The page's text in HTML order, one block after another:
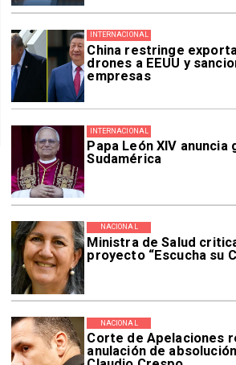
China restringe
drones a EEUU y
empresas
INTERNACIONAL
Papa León XIV anuncia
Sudamérica
INTERNACIONAL
Ministra de Salud
proyecto “Escucha su
NACIONAL
Corte de Apelaciones
anulación de
NACIONAL